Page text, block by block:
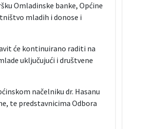
Omladinske banke, Općine
mladih i donose i
će kontinuirano raditi na
uključujući i društvene
načelniku dr. Hasanu
te predstavnicima Odbora